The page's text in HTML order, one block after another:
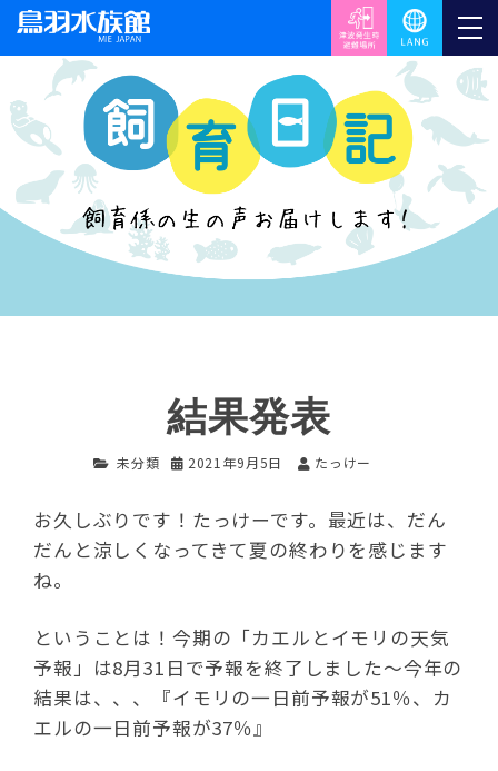
結果発表
未分類 2021年9月5日 たっけー
お久しぶりです！たっけーです。最近は、だん
だんと涼しくなってきて夏の終わりを感じます
ね。
ということは！今期の「カエルとイモリの天気
予報」は8月31日で予報を終了しました～今年の
結果は、、、『イモリの一日前予報が51％、カ
エルの一日前予報が37％』